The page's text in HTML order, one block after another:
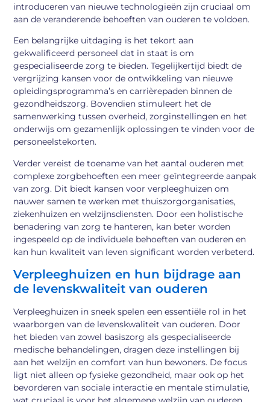
introduceren van nieuwe technologieën zijn cruciaal om
aan de veranderende behoeften van ouderen te voldoen.
Een belangrijke uitdaging is het tekort aan
gekwalificeerd personeel dat in staat is om
gespecialiseerde zorg te bieden. Tegelijkertijd biedt de
vergrijzing kansen voor de ontwikkeling van nieuwe
opleidingsprogramma’s en carrièrepaden binnen de
gezondheidszorg. Bovendien stimuleert het de
samenwerking tussen overheid, zorginstellingen en het
onderwijs om gezamenlijk oplossingen te vinden voor de
personeelstekorten.
Verder vereist de toename van het aantal ouderen met
complexe zorgbehoeften een meer geïntegreerde aanpak
van zorg. Dit biedt kansen voor verpleeghuizen om
nauwer samen te werken met thuiszorgorganisaties,
ziekenhuizen en welzijnsdiensten. Door een holistische
benadering van zorg te hanteren, kan beter worden
ingespeeld op de individuele behoeften van ouderen en
kan hun kwaliteit van leven significant worden verbeterd.
Verpleeghuizen en hun bijdrage aan
de levenskwaliteit van ouderen
Verpleeghuizen in sneek spelen een essentiële rol in het
waarborgen van de levenskwaliteit van ouderen. Door
het bieden van zowel basiszorg als gespecialiseerde
medische behandelingen, dragen deze instellingen bij
aan het welzijn en comfort van hun bewoners. De focus
ligt niet alleen op fysieke gezondheid, maar ook op het
bevorderen van sociale interactie en mentale stimulatie,